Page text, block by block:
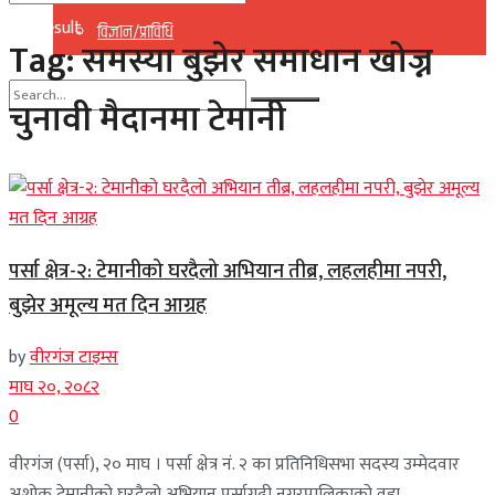
विज्ञान/प्राविधि
No Result
View All Result
No Result
View All Result
Tag:समस्या बुझेर समाधान खोज्न
चुनावी मैदानमा टेमानी
पर्सा क्षेत्र-२: टेमानीको घरदैलो अभियान तीब्र, लहलहीमा नपरी,
बुझेर अमूल्य मत दिन आग्रह
byवीरगंज टाइम्स
माघ २०, २०८२
0
वीरगंज (पर्सा), २० माघ । पर्सा क्षेत्र नं. २ का प्रतिनिधिसभा सदस्य उम्मेदवार